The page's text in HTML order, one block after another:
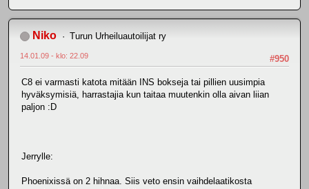
Niko Turun Urheiluautoilijat ry
#950
14.01.09 - klo: 22.09
C8 ei varmasti katota mitään INS bokseja tai pillien uusimpia
hyväksymisiä, harrastajia kun taitaa muutenkin olla aivan liian
paljon :D
Jerrylle:
Phoenixissä on 2 hihnaa. Siis veto ensin vaihdelaatikosta